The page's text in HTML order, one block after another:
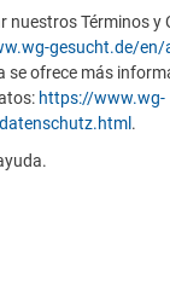
nuestros Términos y
gesucht.de/en/
se ofrece más
https://www.wg-
.